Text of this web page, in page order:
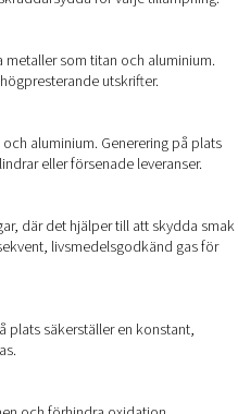
endast det som behövs.
och säkerhetsriskerna